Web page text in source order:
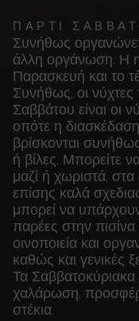
ΠΑΡΤΙ
Συνήθως
άλλη οργάνωση. Η
Παρασκευή και το
Συνήθως, οι
Σαββάτου είναι οι
οπότε η διασκέδαση
βρίσκονται
ή βίλες. Μπορείτε
μαζί ή χωριστά,
επίσης καλά
μπορεί να
παρέες στην
οινοποιεία και
καθώς και γενικές
Τα
χαλάρωση,
στέκια.